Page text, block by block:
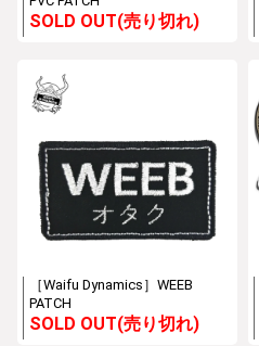
SOLD OUT(売り切れ)
［Waifu Dynamics］WEEB
PATCH
SOLD OUT(売り切れ)